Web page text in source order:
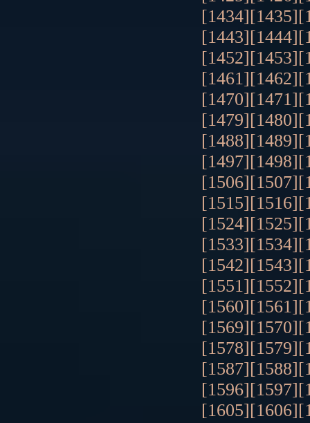
[1434][1435]
[1443][1444]
[1452][1453]
[1461][1462]
[1470][1471]
[1479][1480]
[1488][1489]
[1497][1498]
[1506][1507]
[1515][1516]
[1524][1525]
[1533][1534]
[1542][1543]
[1551][1552]
[1560][1561]
[1569][1570]
[1578][1579]
[1587][1588]
[1596][1597]
[1605][1606]